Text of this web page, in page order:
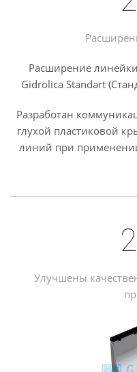
Расширение
Gidrolica Standart
Разработан
глухой пластиковой
линий при
Улучшены